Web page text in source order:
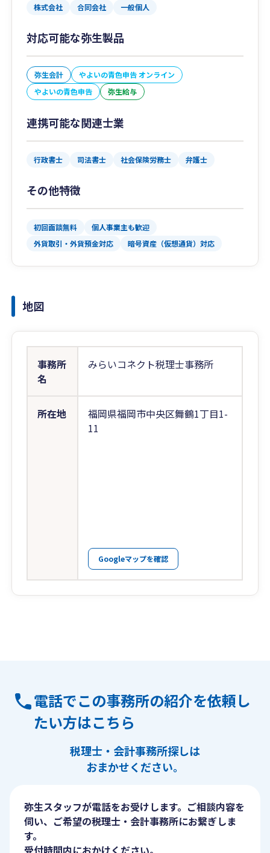
株式会社 合同会社 一般個人
対応可能な弥生製品
弥生会計
やよいの青色申告 オンライン
やよいの青色申告
弥生給与
連携可能な関連士業
行政書士 司法書士 社会保険労務士 弁護士
その他特徴
初回面談無料
個人事業主も歓迎
外貨取引・外貨預金対応
暗号資産（仮想通貨）対応
地図
事務所
名
みらいコネクト税理士事務所
所在地
福岡県福岡市中央区舞鶴1丁目1-
11
Googleマップを確認
電話でこの事務所の紹介を依頼し
たい方はこちら
税理士・会計事務所探しは
おまかせください。
弥生スタッフが電話をお受けします。ご相談内容を
伺い、ご希望の税理士・会計事務所にお繋ぎしま
す。
受付時間内におかけください。